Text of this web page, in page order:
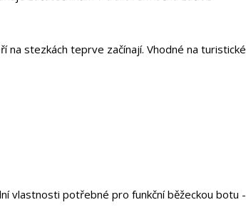
stezkách teprve začínají. Vhodné na turistické
vlastnosti potřebné pro funkční běžeckou botu -